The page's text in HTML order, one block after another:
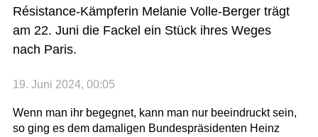
Résistance-Kämpferin Melanie Volle-Berger trägt
am 22. Juni die Fackel ein Stück ihres Weges
nach Paris.
19. Juni 2024, 00:05
Wenn man ihr begegnet, kann man nur beeindruckt sein,
so ging es dem damaligen Bundespräsidenten Heinz